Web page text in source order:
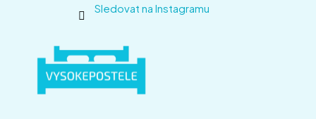
Sledovat na Instagramu